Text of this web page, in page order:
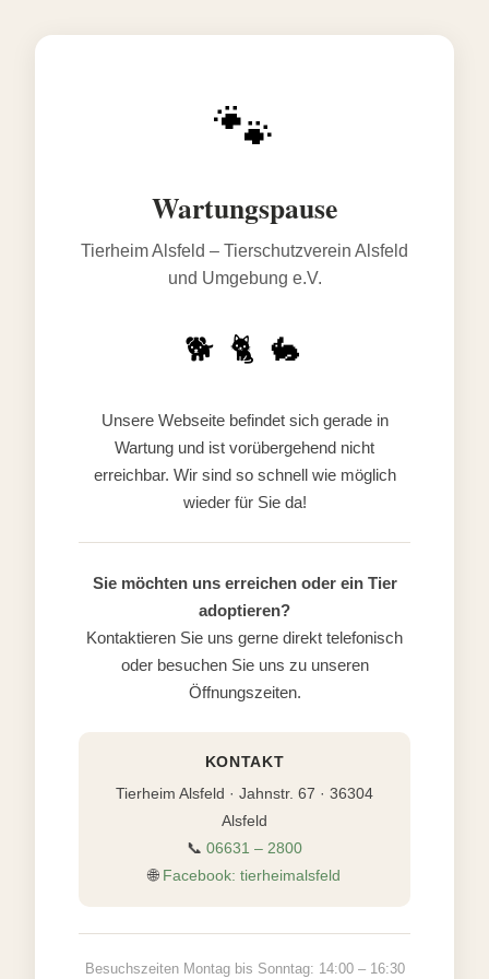
🐾
Wartungspause
Tierheim Alsfeld – Tierschutzverein Alsfeld
und Umgebung e.V.
🐕 🐈 🐇
Unsere Webseite befindet sich gerade in
Wartung und ist vorübergehend nicht
erreichbar. Wir sind so schnell wie möglich
wieder für Sie da!
Sie möchten uns erreichen oder ein Tier
adoptieren?
Kontaktieren Sie uns gerne direkt telefonisch
oder besuchen Sie uns zu unseren
Öffnungszeiten.
KONTAKT
Tierheim Alsfeld · Jahnstr. 67 · 36304
Alsfeld
📞 06631 – 2800
🌐 Facebook: tierheimalsfeld
Besuchszeiten Montag bis Sonntag: 14:00 – 16:30